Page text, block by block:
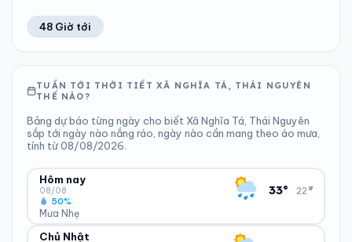
48 Giờ tới
TUẦN TỚI THỜI TIẾT XÃ NGHĨA TÁ, THÁI NGUYÊN
THẾ NÀO?
Bảng dự báo từng ngày cho biết Xã Nghĩa Tá, Thái Nguyên
sắp tới ngày nào nắng ráo, ngày nào cần mang theo áo mưa,
tính từ 08/08/2026.
Hôm nay
08/08
Mưa Nhẹ
50%
33° 22°
▾
ĐỘ ẨM
Chủ Nhật